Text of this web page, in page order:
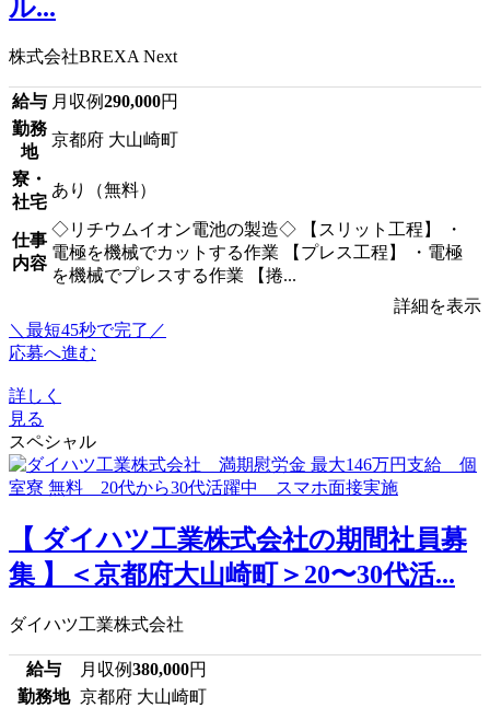
ル...
株式会社BREXA Next
給与 月収例290,000円
勤務
地
京都府 大山崎町
寮・
社宅
あり（無料）
仕事
内容
◇リチウムイオン電池の製造◇ 【スリット工程】 ・
電極を機械でカットする作業 【プレス工程】 ・電極
を機械でプレスする作業 【捲...
詳細を表示
＼最短45秒で完了／
応募へ進む
詳しく
見る
スペシャル
【 ダイハツ工業株式会社の期間社員募
集 】＜京都府大山崎町＞20〜30代活...
ダイハツ工業株式会社
給与 月収例380,000円
勤務地 京都府 大山崎町